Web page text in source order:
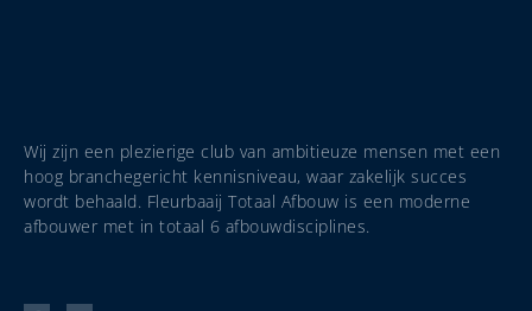
Wij zijn een plezierige club van ambitieuze mensen met een
hoog branchegericht kennisniveau, waar zakelijk succes
wordt behaald. Fleurbaaij Totaal Afbouw is een moderne
afbouwer met in totaal 6 afbouwdisciplines.